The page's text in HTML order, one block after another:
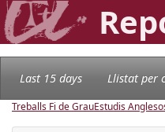
Last 15 days Llistat per
Treballs Fi de GrauEstudis